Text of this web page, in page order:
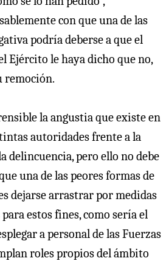
con que una de las
podría deberse a que el
Ejército le haya dicho que no,
remoción.
la angustia que existe en
autoridades frente a la
delincuencia, pero ello no debe
una de las peores formas de
dejarse arrastrar por medidas
estos fines, como sería el
a personal de las Fuerzas
roles propios del ámbito